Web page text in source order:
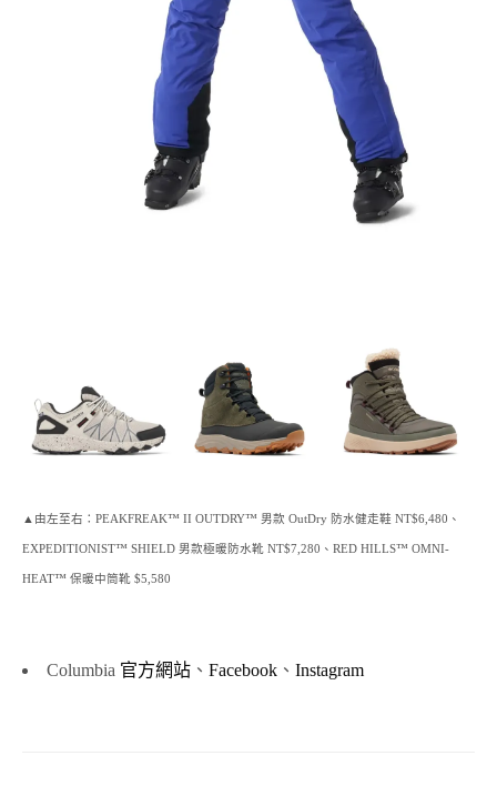
▲由左至右：PEAKFREAK™ II OUTDRY™ 男款 OutDry 防水健走鞋 NT$6,480、
EXPEDITIONIST™ SHIELD 男款極暖防水靴 NT$7,280、RED HILLS™ OMNI-
HEAT™ 保暖中筒靴 $5,580
Columbia 官方網站 、 Facebook 、 Instagram